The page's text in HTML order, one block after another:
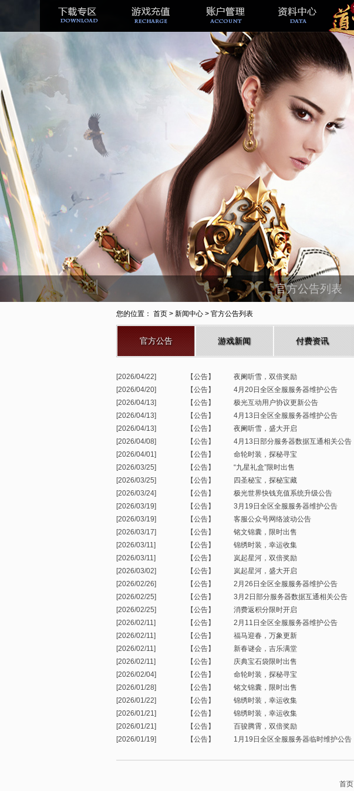
官方公告列表
您的位置： 首页 > 新闻中心 > 官方公告列表
官方公告 游戏新闻 付费资讯
[2026/04/22] 【公告】
夜阑听雪，双倍奖励
[2026/04/20]
【公告】
4月20日全区全服服务器维护公告
[2026/04/13]
【公告】
极光互动用户协议更新公告
[2026/04/13]
【公告】
4月13日全区全服服务器维护公告
[2026/04/13]
【公告】
夜阑听雪，盛大开启
[2026/04/08]
【公告】
4月13日部分服务器数据互通相关公告
[2026/04/01]
【公告】
命轮时装，探秘寻宝
[2026/03/25]
【公告】
“九星礼盒”限时出售
[2026/03/25]
【公告】
四圣秘宝，探秘宝藏
[2026/03/24]
【公告】
极光世界快钱充值系统升级公告
[2026/03/19]
【公告】
3月19日全区全服服务器维护公告
[2026/03/19]
【公告】
客服公众号网络波动公告
[2026/03/17]
【公告】
铭文锦囊，限时出售
[2026/03/11]
【公告】
锦绣时装，幸运收集
[2026/03/11]
【公告】
岚起星河，双倍奖励
[2026/03/02]
【公告】
岚起星河，盛大开启
[2026/02/26]
【公告】
2月26日全区全服服务器维护公告
[2026/02/25]
【公告】
3月2日部分服务器数据互通相关公告
[2026/02/25]
【公告】
消费返积分限时开启
[2026/02/11]
【公告】
2月11日全区全服服务器维护公告
[2026/02/11]
【公告】
福马迎春，万象更新
[2026/02/11]
【公告】
新春谜会，吉乐满堂
[2026/02/11]
【公告】
庆典宝石袋限时出售
[2026/02/04]
【公告】
命轮时装，探秘寻宝
[2026/01/28]
【公告】
铭文锦囊，限时出售
[2026/01/22]
【公告】
锦绣时装，幸运收集
[2026/01/21]
【公告】
锦绣时装，幸运收集
[2026/01/21]
【公告】
百骏腾霄，双倍奖励
[2026/01/19]
【公告】 1月19日全区全服服务器临时维护公告
首页